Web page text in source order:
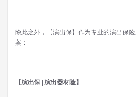
除此之外，【演出保】作为专业的演出保
案：
【演出保|演出器材险】